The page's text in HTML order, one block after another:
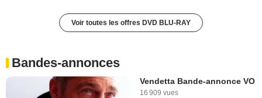
Voir toutes les offres DVD BLU-RAY
Bandes-annonces
Vendetta Bande-annonce VO
16 909 vues